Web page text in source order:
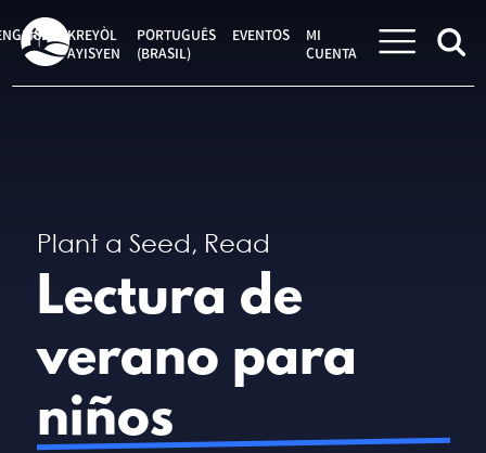
al
contenidoKREYÒL
AYISYEN
PORTUGUÊS
(BRASIL)
EVENTOS
MI
CUENTA
Plant a Seed, Read
Lectura de
verano para
niños